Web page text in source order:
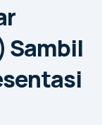
Sambil